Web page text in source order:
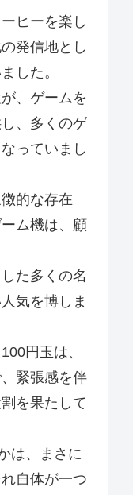
ヒーを楽し
発信地とし
した。
、ゲームを
、多くのゲ
っていまし
的な存在
ム機は、顧
た多くの名
気を博しま
円玉は、
緊張感を伴
を果たして
は、まさに
自体が一つ